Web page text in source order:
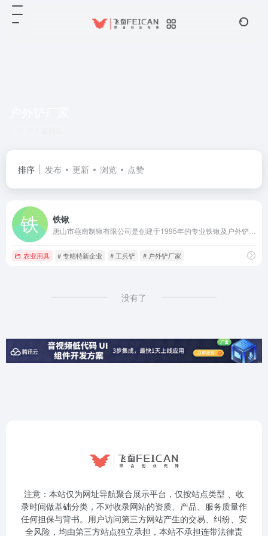
排序 发布 更新 浏览 点赞
铁锹
农业用具 # 专精特新企业 # 工兵铲 # 户外铲厂家
没有了
注意：本站仅为网址导航聚合展示平台，仅按站点类型 、收
录时间做基础分类，不对收录网站的资质、产品、服务质量作
任何担保与背书。用户访问第三方网站产生的交易、纠纷、安
全风险，均由第三方站点独立承担，本站不承担连带法律责